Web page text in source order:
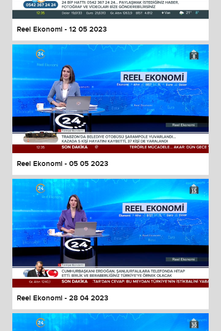
Reel Ekonomi - 12 05 2023
Reel Ekonomi - 05 05 2023
Reel Ekonomi - 28 04 2023